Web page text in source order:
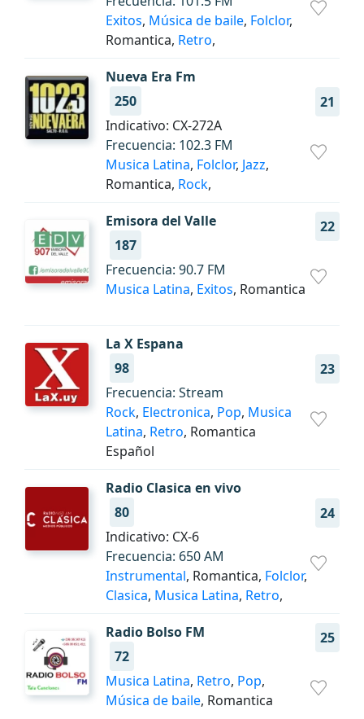
Exitos, Música de baile, Folclor,
Romantica, Retro,
Nueva Era Fm
21
250
Indicativo: CX-272A
Frecuencia: 102.3 FM
Musica Latina, Folclor, Jazz,
Romantica, Rock,
Emisora del Valle
22
187
Frecuencia: 90.7 FM
Musica Latina, Exitos, Romantica
La X Espana
23
98
Frecuencia: Stream
Rock, Electronica, Pop, Musica
Latina, Retro, Romantica
Español
Radio Clasica en vivo
24
80
Indicativo: CX-6
Frecuencia: 650 АМ
Instrumental, Romantica, Folclor,
Clasica, Musica Latina, Retro,
Radio Bolso FM
25
72
Musica Latina, Retro, Pop,
Música de baile, Romantica